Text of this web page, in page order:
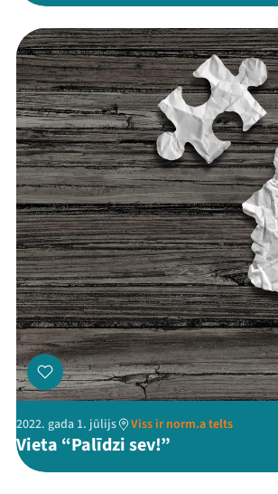
2022. gada 1. jūlijs Viss ir norm.a telts
Vieta “Palīdzi sev!”